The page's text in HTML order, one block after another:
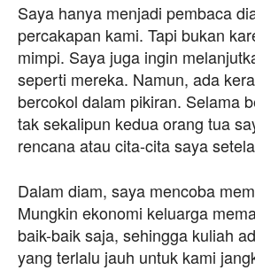
Saya hanya menjadi pembaca
percakapan kami. Tapi bukan
mimpi. Saya juga ingin
seperti mereka. Namun, ada
bercokol dalam pikiran. Selama
tak sekalipun kedua orang tua
rencana atau cita-cita saya
Dalam diam, saya mencoba
Mungkin ekonomi keluarga
baik-baik saja, sehingga kuliah
yang terlalu jauh untuk kami